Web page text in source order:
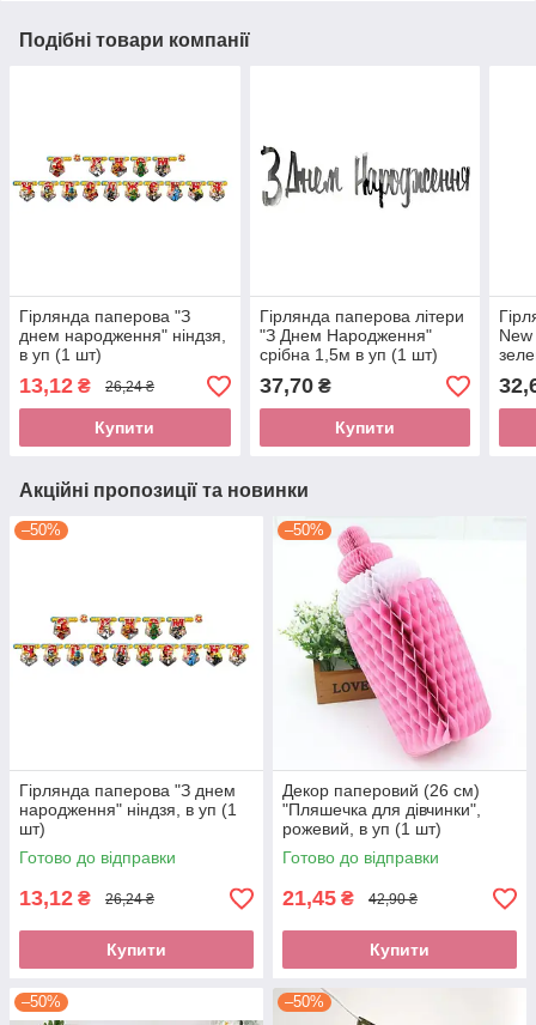
Подібні товари компанії
Гірлянда паперова "З
днем народження" ніндзя,
в уп (1 шт)
13,12 ₴ 26,24 ₴
Купити
Гірлянда паперова літери
"З Днем Народження"
срібна 1,5м в уп (1 шт)
37,70₴
Купити
Акційні пропозиції та новинки
–50%
Гірлянда паперова "З днем
народження" ніндзя, в уп (1
шт)
Готово до відправки
13,12 ₴ 26,24 ₴
Купити
–50%
Декор паперовий (26 см)
"Пляшечка для дівчинки",
рожевий, в уп (1 шт)
Готово до відправки
21,45 ₴ 42,90 ₴
Купити
–50% –50%